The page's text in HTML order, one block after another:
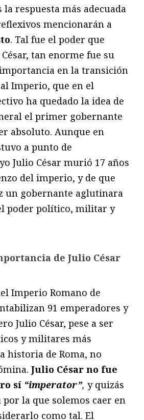
la respuesta más adecuada
mencionarán a
. Tal fue el poder que
tan enorme fue su
en la transición
Imperio, que en el
ha quedado la idea de
el primer gobernante
absoluto. Aunque en
a punto de
Julio César murió 17 años
del imperio, y de que
un gobernante aglutinara
poder político, militar y
de Julio César
Imperio Romano de
91 emperadores y
Julio César, pese a ser
y militares más
historia de Roma, no
Julio César no fue
sí “imperator”, y quizás
por la que solemos caer en
como tal. El